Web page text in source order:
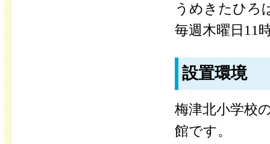
うめきたひろ
毎週木曜日11
設置環境
梅津北小学校
館です。